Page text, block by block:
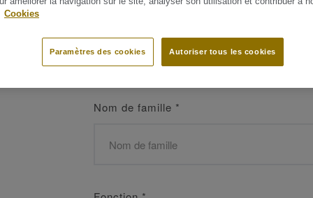
Nom de famille *
Cookies
Autoriser tous les cookies
Paramètres des cookies